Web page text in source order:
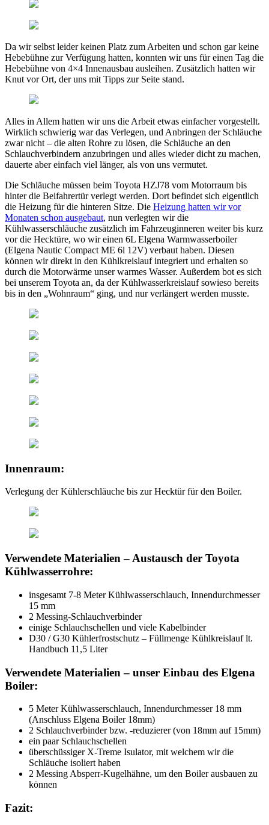
Da wir selbst leider keinen Platz zum Arbeiten und schon gar keine
Hebebühne zur Verfügung hatten, konnten wir uns für einen Tag die
Hebebühne von 4×4 Innenausbau ausleihen. Zusätzlich hatten wir
Knut vor Ort, der uns mit Tipps zur Seite stand.
Alles in Allem hatten wir uns die Arbeit etwas einfacher vorgestellt.
Wirklich schwierig war das Verlegen, und Anbringen der Schläuche
zwar nicht – die alten Rohre zu lösen, die Schläuche an den
Schlauchverbindern anzubringen und alles wieder dicht zu machen,
dauerte aber einfach viel länger, als von uns vermutet.
Die Schläuche müssen beim Toyota HZJ78 vom Motorraum bis
hinter die Beifahrertür verlegt werden. Dort befindet sich eigentlich
die Heizung für die hinteren Sitze. Die Heizung hatten wir vor
Monaten schon ausgebaut, nun verlegten wir die
Kühlwasserschläuche zusätzlich im Fahrzeuginneren weiter bis kurz
vor die Hecktüre, wo wir einen 6L Elgena Warmwasserboiler
(Elgena Nautic Compact ME 6l 12V) verbaut haben. Diesen
können wir direkt in den Kühlkreislauf integriert und erhalten so
durch die Motorwärme unser warmes Wasser. Außerdem bot es sich
bei unserem Toyota an, da der Kühlwasserkreislauf sowieso bereits
bis in den „Wohnraum“ ging, und nur verlängert werden musste.
Innenraum:
Verlegung der Kühlerschläuche bis zur Hecktür für den Boiler.
Verwendete Materialien – Austausch der Toyota
Kühlwasserrohre:
insgesamt 7-8 Meter Kühlwasserschlauch, Innendurchmesser
15 mm
2 Messing-Schlauchverbinder
einige Schlauchschellen und viele Kabelbinder
D30 / G30 Kühlerfrostschutz – Füllmenge Kühlkreislauf lt.
Handbuch 11,5 Liter
Verwendete Materialien – unser Einbau des Elgena
Boiler:
5 Meter Kühlwasserschlauch, Innendurchmesser 18 mm
(Anschluss Elgena Boiler 18mm)
2 Schlauchverbinder bzw. -reduzierer (von 18mm auf 15mm)
ein paar Schlauchschellen
überschüssiger X-Treme Isulator, mit welchem wir die
Schläuche isoliert haben
2 Messing Absperr-Kugelhähne, um den Boiler ausbauen zu
können
Fazit: